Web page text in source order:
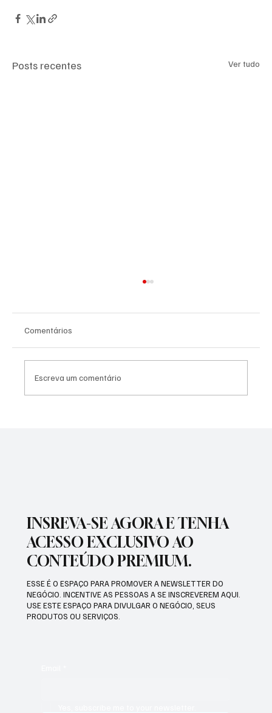
Posts recentes Ver tudo
Comentários
Escreva um comentário
INSREVA-SE AGORA E TENHA
ACESSO EXCLUSIVO AO
CONTEÚDO PREMIUM.
ESSE É O ESPAÇO PARA PROMOVER A NEWSLETTER DO
NEGÓCIO. INCENTIVE AS PESSOAS A SE INSCREVEREM AQUI.
USE ESTE ESPAÇO PARA DIVULGAR O NEGÓCIO, SEUS
PRODUTOS OU SERVIÇOS.